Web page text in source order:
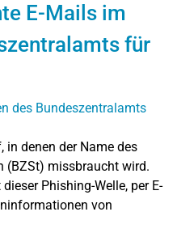
E-Mails im
für
denen der Name des
(BZSt) missbraucht wird.
dieser Phishing-Welle, per E-
von